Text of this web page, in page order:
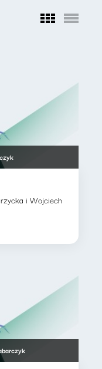
i Wojciech